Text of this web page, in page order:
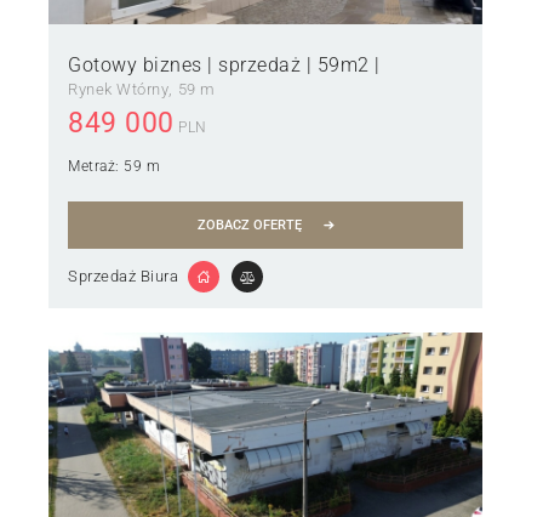
Gotowy biznes | sprzedaż | 59m2 |
Rynek Wtórny 59 m
849 000 PLN
Metraż: 59 m
ZOBACZ OFERTĘ
Sprzedaż Biura